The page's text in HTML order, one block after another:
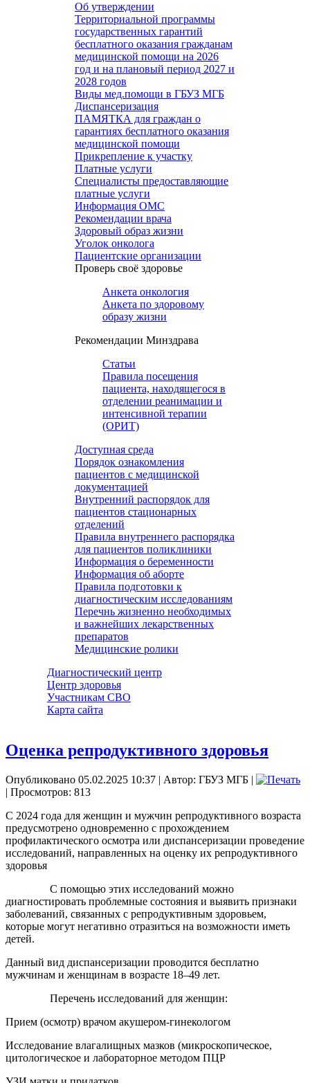
Об утверждении
Территориальной программы
государственных гарантий
бесплатного оказания гражданам
медицинской помощи на 2026
год и на плановый период 2027 и
2028 годов
Виды мед.помощи в ГБУЗ МГБ
Диспансеризация
ПАМЯТКА для граждан о
гарантиях бесплатного оказания
медицинской помощи
Прикрепление к участку
Платные услуги
Специалисты предоставляющие
платные услуги
Информация ОМС
Рекомендации врача
Здоровый образ жизни
Уголок онколога
Пациентские организации
Проверь своё здоровье
Анкета онкология
Анкета по здоровому
образу жизни
Рекомендации Минздрава
Статьи
Правила посещения
пациента, находящегося в
отделении реанимации и
интенсивной терапии
(ОРИТ)
Доступная среда
Порядок ознакомления
пациентов с медицинской
документацией
Внутренний распорядок для
пациентов стационарных
отделений
Правила внутреннего распорядка
для пациентов поликлиники
Информация о беременности
Информация об аборте
Правила подготовки к
диагностическим исследованиям
Перечнь жизненно необходимых
и важнейших лекарственных
препаратов
Медицинские ролики
Диагностический центр
Центр здоровья
Участникам СВО
Карта сайта
Оценка репродуктивного здоровья
Опубликовано 05.02.2025 10:37 | Автор: ГБУЗ МГБ |
| Просмотров: 813
С 2024 года для женщин и мужчин репродуктивного возраста
предусмотрено одновременно с прохождением
профилактического осмотра или диспансеризации проведение
исследований, направленных на оценку их репродуктивного
здоровья
С помощью этих исследований можно
диагностировать проблемные состояния и выявить признаки
заболеваний, связанных с репродуктивным здоровьем,
которые могут негативно отразиться на возможности иметь
детей.
Данный вид диспансеризации проводится бесплатно
мужчинам и женщинам в возрасте 18–49 лет.
Перечень исследований для женщин:
Прием (осмотр) врачом акушером-гинекологом
Исследование влагалищных мазков (микроскопическое,
цитологическое и лабораторное методом ПЦР